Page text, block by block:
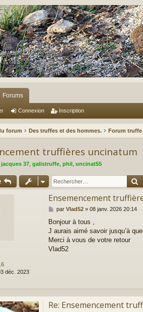
Forums
Connexion Inscription
forum Des truffes et des hommes. Forum truffe
truffières uncinatum
jacques 37 galistruffe phil uncinat55
déc. 2023
Ensemencement
M
s
s
a
par Vlad52» 08 janv. 2026 20:14
Bonjour à tous ,
J aurais aimé savoir jusqu’à
Merci à vous de votre retour
Vlad52
Re: Ensemencement